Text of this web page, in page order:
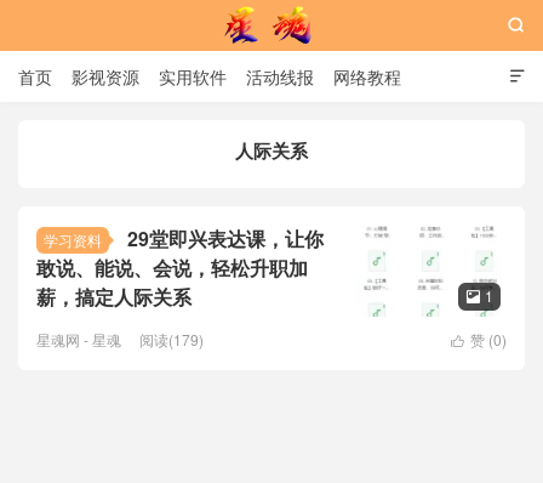

首页 影视资源 实用软件 活动线报 网络教程

人际关系
学习资料
29堂即兴表达课，让你
敢说、能说、会说，轻松升职加
薪，搞定人际关系
 1
 赞 (0)
星魂网 - 星魂 阅读(179)